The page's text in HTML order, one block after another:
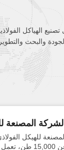
الشركة المصنعة
يومية تزيد عن